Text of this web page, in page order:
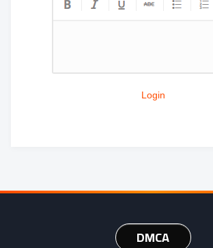
Login
DMCA